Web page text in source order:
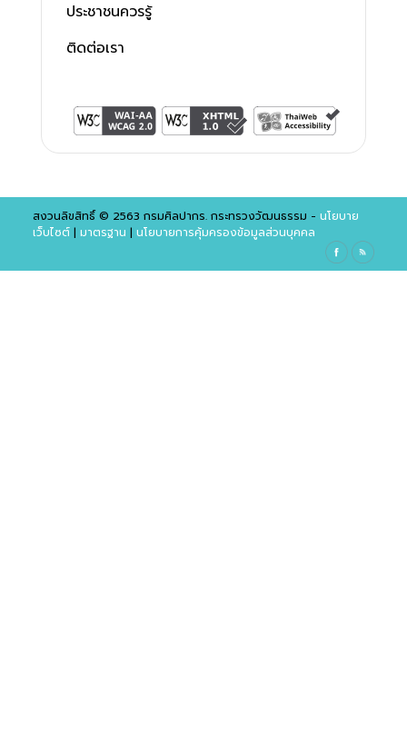
ประชาชนควรรู้
ติดต่อเรา
สงวนลิขสิทธิ์ © 2563 กรมศิลปากร. กระทรวงวัฒนธรรม - นโยบาย
เว็บไซต์| มาตรฐาน | นโยบายการคุ้มครองข้อมูลส่วนบุคคล